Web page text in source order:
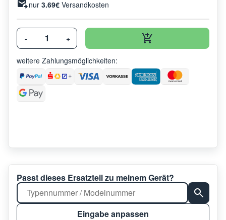
nur 3.69€ Versandkosten
- +
weitere Zahlungsmöglichkeiten:
Passt dieses Ersatzteil zu meinem Gerät?
Eingabe anpassen